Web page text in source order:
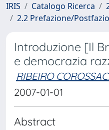
IRIS Catalogo Ricerca
2.2 Prefazione/
Introduzione [Il
e democrazia
RIBEIRO
2007-01-01
Abstract